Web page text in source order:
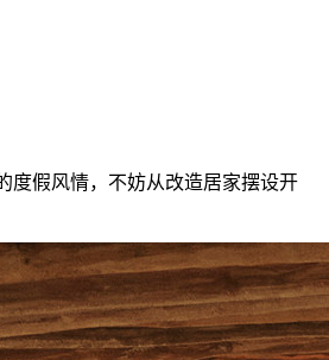
假风情，不妨从改造居家摆设开